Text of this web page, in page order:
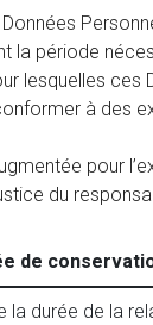
la période
lesquelles ces
à des
pour
du
de
la durée de la